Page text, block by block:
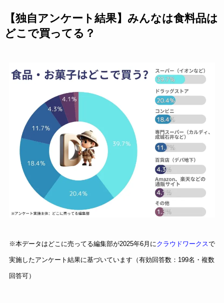
【独自アンケート結果】みんなは食料品は
どこで買ってる？
※本データはどこに売ってる編集部が2025年6月にクラウドワークスで
実施したアンケート結果に基づいています（有効回答数：199名・複数
回答可）